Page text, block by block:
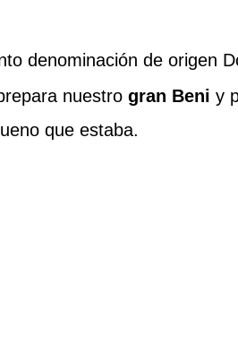
denominación de origen
nuestrogran Beni y
que estaba.